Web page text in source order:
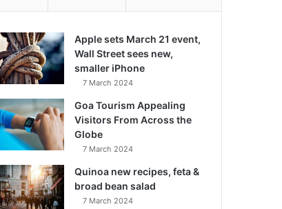
Apple sets March 21 event,
Wall Street sees new,
smaller iPhone
7 March 2024
Goa Tourism Appealing
Visitors From Across the
Globe
7 March 2024
Quinoa new recipes, feta &
broad bean salad
7 March 2024